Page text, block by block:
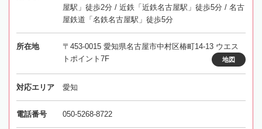
屋駅」徒歩2分 / 近鉄「近鉄名古屋駅」徒歩5分 / 名古
屋鉄道「名鉄名古屋駅」徒歩5分
所在地
〒453-0015 愛知県名古屋市中村区椿町14-13 ウエス
トポイント7F
地図
対応エリア 愛知
電話番号 050-5268-8722